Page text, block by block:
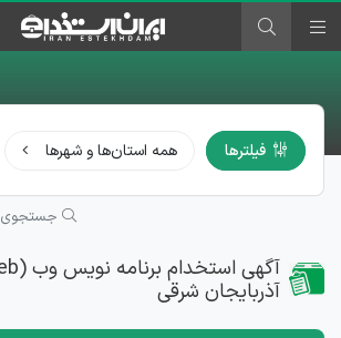
فیلترها همه استان‌ها و شهرها
جستجوی
آذربایجان شرقی